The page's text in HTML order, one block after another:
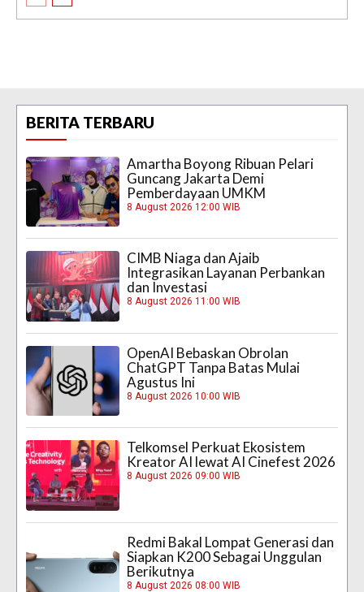
BERITA TERBARU
Amartha Boyong Ribuan Pelari
Guncang Jakarta Demi
Pemberdayaan UMKM
8 August 2026 12:00 WIB
CIMB Niaga dan Ajaib
Integrasikan Layanan Perbankan
dan Investasi
8 August 2026 11:00 WIB
OpenAI Bebaskan Obrolan
ChatGPT Tanpa Batas Mulai
Agustus Ini
8 August 2026 10:00 WIB
Telkomsel Perkuat Ekosistem
Kreator AI lewat AI Cinefest 2026
8 August 2026 09:00 WIB
Redmi Bakal Lompat Generasi dan
Siapkan K200 Sebagai Unggulan
Berikutnya
8 August 2026 08:00 WIB